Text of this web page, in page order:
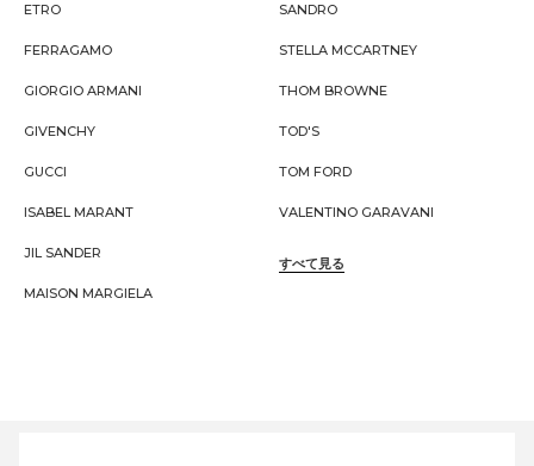
ETRO
FERRAGAMO
GIORGIO ARMANI
GIVENCHY
GUCCI
ISABEL MARANT
JIL SANDER
MAISON MARGIELA
SANDRO
STELLA MCCARTNEY
THOM BROWNE
TOD'S
TOM FORD
VALENTINO GARAVANI
すべて見る